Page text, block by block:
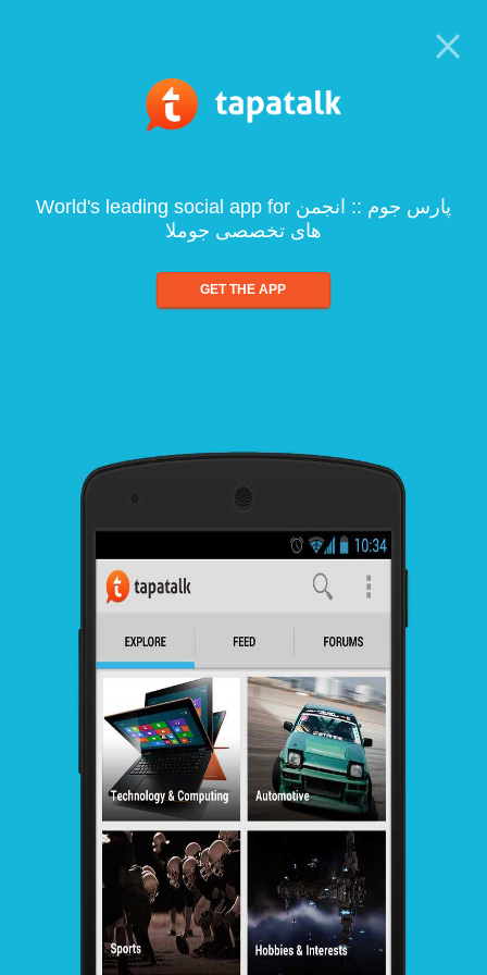
World's leading social app for پارس جوم :: انجمن
های تخصصی جوملا
GET THE APP